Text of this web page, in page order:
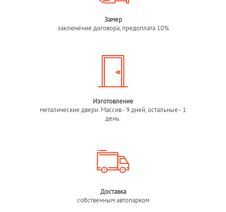
Замер
заключение договора, предоплата 10%
Изготовление
металические двери. Массив - 9 дней, остальные - 1
день.
Доставка
собственным автопарком